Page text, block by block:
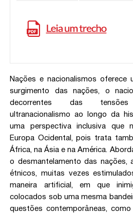
Nações e nacionalismos oferece
surgimento das nações, o
decorrentes das
ultranacionalismo ao longo da
uma perspectiva inclusiva que
Europa Ocidental, pois trata
África, na Ásia e na América.
o desmantelamento das nações,
étnicos, muitas vezes
maneira artificial, em que
colocados sob uma mesma
questões contemporâneas,